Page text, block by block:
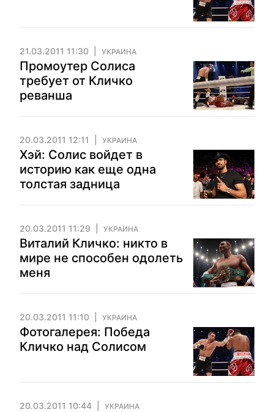
21.03.2011 11:30 УКРАИНА
Промоутер Солиса
требует от Кличко
реванша
20.03.2011 12:11 УКРАИНА
Хэй: Солис войдет в
историю как еще одна
толстая задница
20.03.2011 11:29 УКРАИНА
Виталий Кличко: никто в
мире не способен одолеть
меня
20.03.2011 11:10 УКРАИНА
Фотогалерея: Победа
Кличко над Солисом
20.03.2011 10:44 УКРАИНА